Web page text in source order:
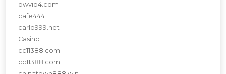
bwvip4.com
cafe444
carlo999.net
Casino
cc11388.com
cc11388.com